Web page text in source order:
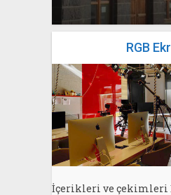
RGB
İçerikleri ve çekimleri